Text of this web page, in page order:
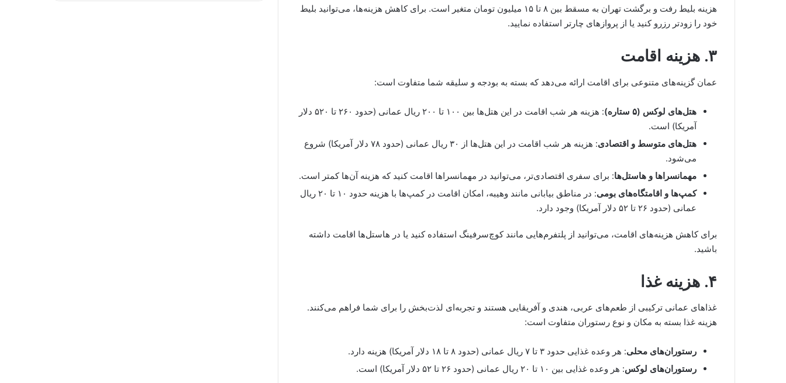
هزینه بلیط رفت و برگشت تهران به مسقط بین ۸ تا ۱۵ میلیون تومان متغیر است. برای کاهش هزینه‌ها، می‌توانید بلیط
خود را زودتر رزرو کنید یا از پروازهای چارتر استفاده نمایید.
۳. هزینه اقامت
عمان گزینه‌های متنوعی برای اقامت ارائه می‌دهد که بسته به بودجه و سلیقه شما متفاوت است:
هتل‌های لوکس (۵ ستاره)
: هزینه هر شب اقامت در این هتل‌ها بین ۱۰۰ تا ۲۰۰ ریال عمانی (حدود ۲۶۰ تا ۵۲۰ دلار
آمریکا) است.
هتل‌های متوسط و اقتصادی
: هزینه هر شب اقامت در این هتل‌ها از ۳۰ ریال عمانی (حدود ۷۸ دلار آمریکا) شروع
می‌شود.
مهمانسراها و هاستل‌ها: برای سفری اقتصادی‌تر، می‌توانید در مهمانسراها اقامت کنید که هزینه آن‌ها کمتر است.
کمپ‌ها و اقامتگاه‌های بومی
: در مناطق بیابانی مانند وهیبه، امکان اقامت در کمپ‌ها با هزینه حدود ۱۰ تا ۲۰ ریال
عمانی (حدود ۲۶ تا ۵۲ دلار آمریکا) وجود دارد.
برای کاهش هزینه‌های اقامت، می‌توانید از پلتفرم‌هایی مانند کوچ‌سرفینگ استفاده کنید یا در هاستل‌ها اقامت داشته
باشید.
۴. هزینه غذا
غذاهای عمانی ترکیبی از طعم‌های عربی، هندی و آفریقایی هستند و تجربه‌ای لذت‌بخش را برای شما فراهم می‌کنند.
هزینه غذا بسته به مکان و نوع رستوران متفاوت است:
رستوران‌های محلی: هر وعده غذایی حدود ۳ تا ۷ ریال عمانی (حدود ۸ تا ۱۸ دلار آمریکا) هزینه دارد.
رستوران‌های لوکس: هر وعده غذایی بین ۱۰ تا ۲۰ ریال عمانی (حدود ۲۶ تا ۵۲ دلار آمریکا) است.